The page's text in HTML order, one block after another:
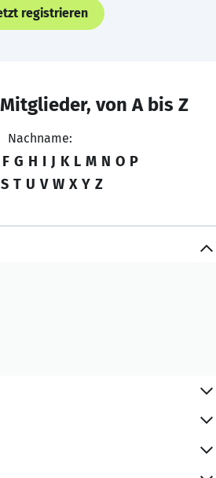
registrieren
Mitglieder, von A bis Z
Nachname:
F G H I J K L M N O P
S T U V W X Y Z